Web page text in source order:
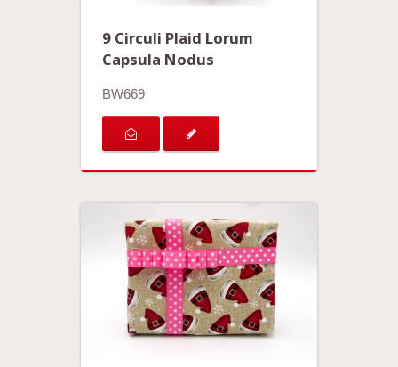
9 Circuli Plaid Lorum
Capsula Nodus
BW669